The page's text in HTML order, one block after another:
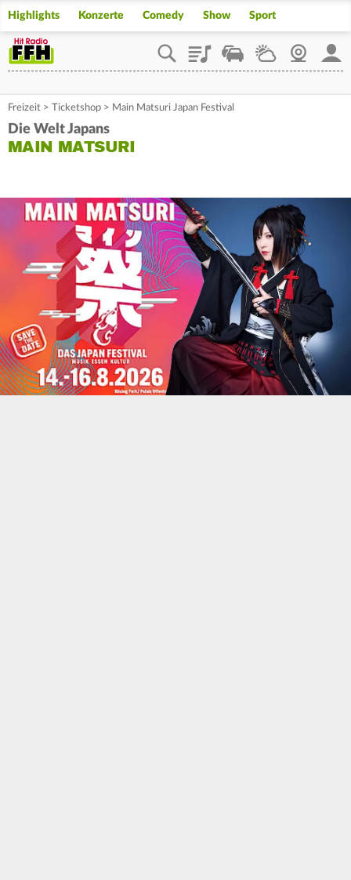
Highlights Konzerte Comedy Show Sport
PlaylistStaupilotWetterWebcam
Freizeit > Ticketshop > Main Matsuri Japan Festival
Die Welt Japans
MAIN MATSURI